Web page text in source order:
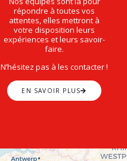
répondre à toutes vos
attentes, elles mettront à
votre disposition leurs
expériences et leurs savoir-
faire.
N’hésitez pas à les contacter !
EN SAVOIR PLUS